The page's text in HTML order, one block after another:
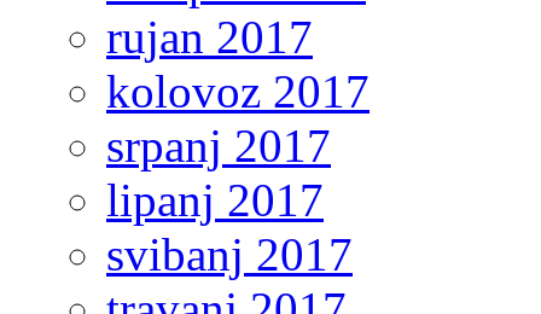
rujan 2017
kolovoz 2017
srpanj 2017
lipanj 2017
svibanj 2017